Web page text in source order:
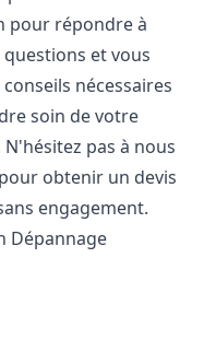
pour répondre à
et vous
nécessaires
soin de votre
pas à nous
obtenir un devis
engagement.
Dépannage